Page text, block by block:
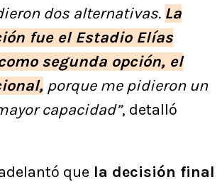
dos alternativas. La
fue el Estadio Elías
segunda opción, el
porque me pidieron un
capacidad”, detalló
que la decisión final